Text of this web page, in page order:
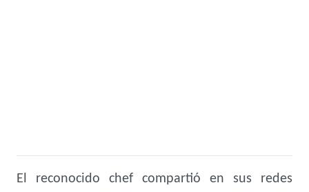
El reconocido chef compartió en sus redes